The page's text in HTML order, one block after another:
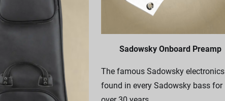
Sadowsky Onboard Preamp
The famous Sadowsky electronics
found in every Sadowsky bass for